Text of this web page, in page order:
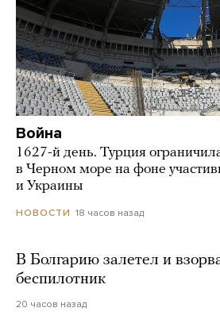
Война
1627-й день. Турция
в Черном море на фоне
и Украины
НОВОСТИ 18 часов назад
В Болгарию залетел и
беспилотник
20 часов назад